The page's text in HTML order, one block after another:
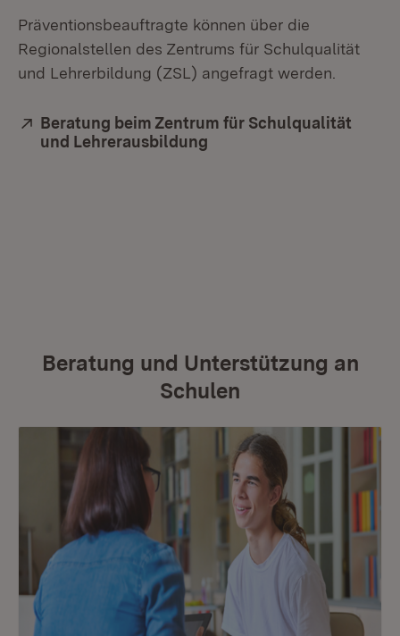
Präventionsbeauftragte können über die
Regionalstellen des Zentrums für Schulqualität
und Lehrerbildung (ZSL) angefragt werden.
Extern:
Beratung beim Zentrum für Schulqualität
und Lehrerausbildung
Beratung und Unterstützung an
Schulen